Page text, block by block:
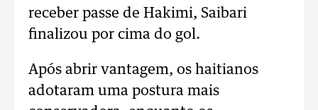
receber passe de Hakimi, Saibari
finalizou por cima do gol.
Após abrir vantagem, os haitianos
adotaram uma postura mais